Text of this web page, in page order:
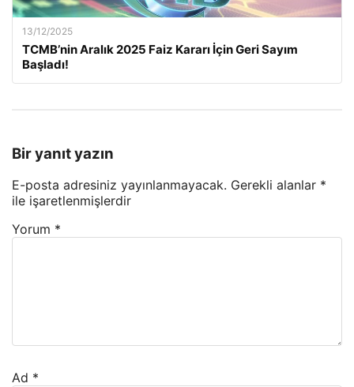
13/12/2025
TCMB’nin Aralık 2025 Faiz Kararı İçin Geri Sayım
Başladı!
Bir yanıt yazın
E-posta adresiniz yayınlanmayacak. Gerekli alanlar *
ile işaretlenmişlerdir
Yorum *
Ad *